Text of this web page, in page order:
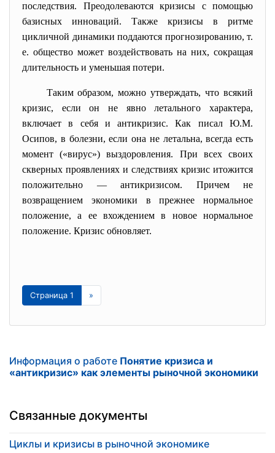
последствия. Преодолеваются кризисы с помощью
базисных инноваций. Также кризисы в ритме
цикличной динамики поддаются прогнозированию, т.
е. общество может воздействовать на них, сокращая
длительность и уменьшая потери.
Таким образом, можно утверждать, что всякий
кризис, если он не явно летального характера,
включает в себя и антикризис. Как писал Ю.М.
Осипов, в болезни, если она не летальна, всегда есть
момент («вирус») выздоровления. При всех своих
скверных проявлениях и следствиях кризис итожится
положительно — антикризисом. Причем не
возвращением экономики в прежнее
нормальное
положение, а ее вхождением в новое
нормальное
положение. Кризис обновляет.
Страница 1 »
Информация о работе Понятие кризиса и
«антикризис» как элементы рыночной экономики
Связанные документы
Циклы и кризисы в рыночной экономике